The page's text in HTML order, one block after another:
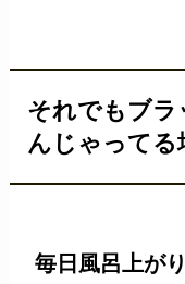
それでもブ
んじゃってる
毎日風呂上が